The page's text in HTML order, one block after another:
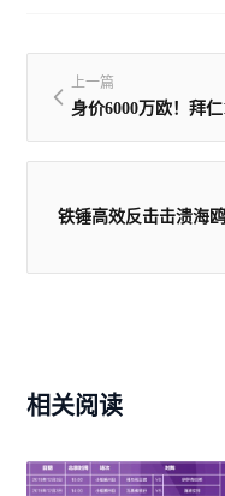
上一篇
身价6000万欧！拜
铁锤高效反击击溃海
相关阅读